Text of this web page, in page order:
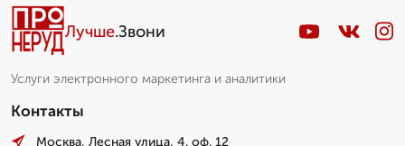
Лучше.Звони
Услуги электронного маркетинга и аналитики
Контакты
Москва, Лесная улица, 4. оф. 12